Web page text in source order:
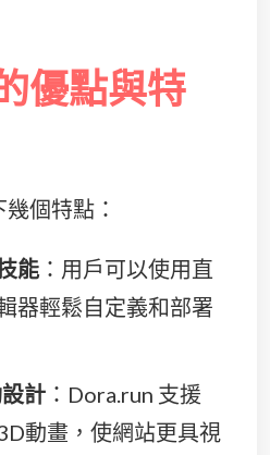
優點與特
個特點：
能：用戶可以使用直
器輕鬆自定義和部署
計 ：Dora.run 支援
動畫，使網站更具視